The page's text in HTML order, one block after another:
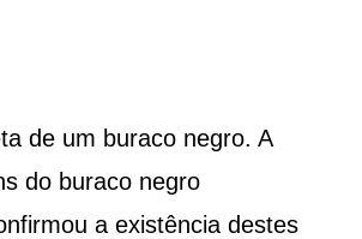
de um buraco negro. A
do buraco negro
a existência destes